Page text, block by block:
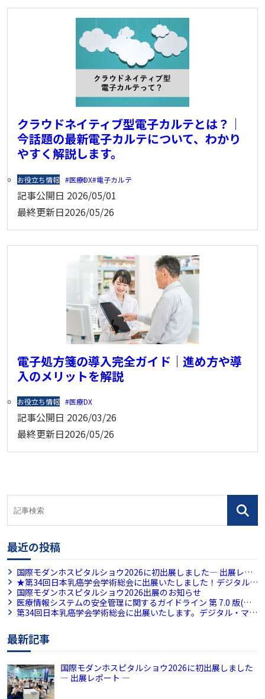
クラウドネイティブ型電子カルテとは？｜
今話題の最新電子カルテについて、わかり
やすく解説します。
お役立ち情報 医療DX 電子カルテ
記事公開日 2026/05/01
最終更新日2026/05/26
電子処方箋の導入完全ガイド｜進め方や導
入のメリットを解説
お役立ち情報 医療DX
記事公開日 2026/03/26
最終更新日2026/05/26
最近の投稿
国際モダンホスピタルショウ2026に初出展しました― 出展レ
ポート ―
★第34回日本乳癌学会学術総会に出展いたしました！デジタル・
マンモグラフィ画像ビューア 「MammoRead Plus」を展示
国際モダンホスピタルショウ2026出展のお知らせ
医療情報システムの安全管理に関するガイドライン 第 7.0 版(案)
が公開!｜6.1版(案)から具体化された内容をまとめています
第34回日本乳癌学会学術総会に出展いたします。デジタル・マン
最新記事
国際モダンホスピタルショウ2026に初出展しました
― 出展レポート ―